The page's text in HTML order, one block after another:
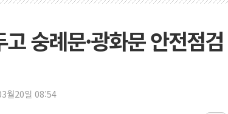
[종합] 이슬람 수니파 3국, '공동방위협정' 체결…
트럼프, 백신·자폐증 행정명령 검토…"이르면 다
숭례문·광화문 안전점
월20일 08:54